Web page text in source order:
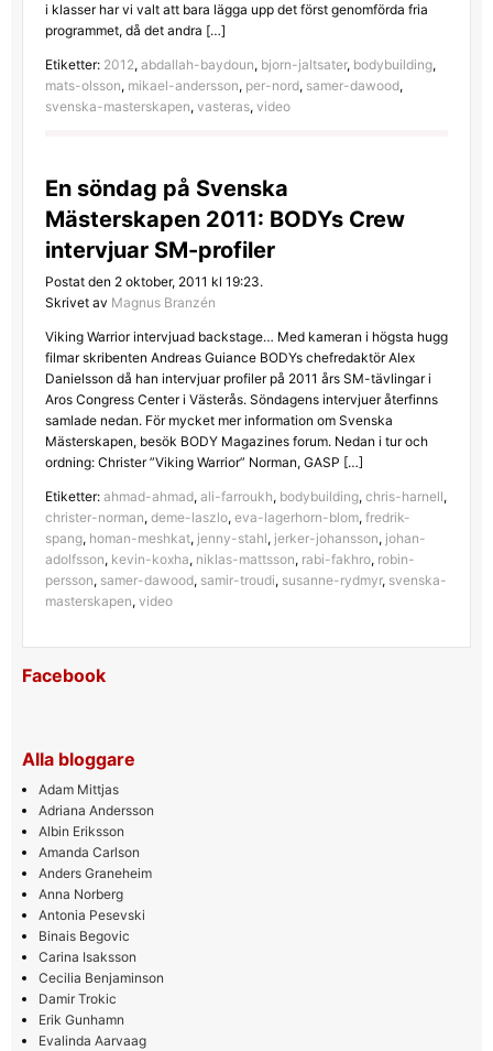
i klasser har vi valt att bara lägga upp det först genomförda fria
programmet, då det andra […]
Etiketter: 2012, abdallah-baydoun, bjorn-jaltsater, bodybuilding,
mats-olsson, mikael-andersson, per-nord, samer-dawood,
svenska-masterskapen, vasteras, video
En söndag på Svenska
Mästerskapen 2011: BODYs Crew
intervjuar SM-profiler
Postat den 2 oktober, 2011 kl 19:23.
Skrivet av Magnus Branzén
Viking Warrior intervjuad backstage… Med kameran i högsta hugg
filmar skribenten Andreas Guiance BODYs chefredaktör Alex
Danielsson då han intervjuar profiler på 2011 års SM-tävlingar i
Aros Congress Center i Västerås. Söndagens intervjuer återfinns
samlade nedan. För mycket mer information om Svenska
Mästerskapen, besök BODY Magazines forum. Nedan i tur och
ordning: Christer ”Viking Warrior” Norman, GASP […]
Etiketter: ahmad-ahmad, ali-farroukh, bodybuilding, chris-harnell,
christer-norman, deme-laszlo, eva-lagerhorn-blom, fredrik-
spang, homan-meshkat, jenny-stahl, jerker-johansson, johan-
adolfsson, kevin-koxha, niklas-mattsson, rabi-fakhro, robin-
persson, samer-dawood, samir-troudi, susanne-rydmyr, svenska-
masterskapen, video
Facebook
Alla bloggare
Adam Mittjas
Adriana Andersson
Albin Eriksson
Amanda Carlson
Anders Graneheim
Anna Norberg
Antonia Pesevski
Binais Begovic
Carina Isaksson
Cecilia Benjaminson
Damir Trokic
Erik Gunhamn
Evalinda Aarvaag